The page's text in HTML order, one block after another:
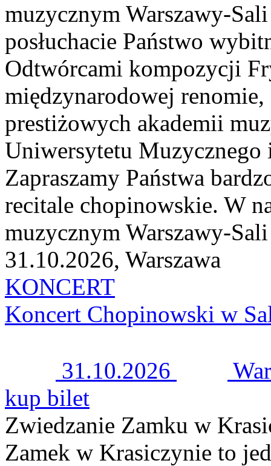
muzycznym Warszawy-
posłuchacie Państwo
Odtwórcami kompozycji
międzynarodowej
prestiżowych akademii
Uniwersytetu Muzycznego
Zapraszamy Państwa
recitale chopinowskie. W
muzycznym Warszawy-
31.10.2026, Warszawa
KONCERT
Koncert Chopinowski w
31.10.2026
kup bilet
Zwiedzanie Zamku w
Zamek w Krasiczynie to